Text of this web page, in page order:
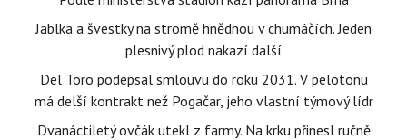
Jablka a švestky na stromě hnědnou v chumáčích. Jeden
plesnivý plod nakazí další
Del Toro podepsal smlouvu do roku 2031. V pelotonu
má delší kontrakt než Pogačar, jeho vlastní týmový lídr
Dvanáctiletý ovčák utekl z farmy. Na krku přinesl ručně